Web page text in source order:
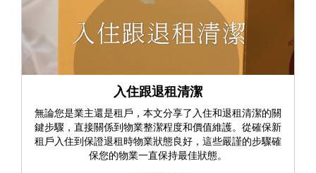
入住跟退租清潔
無論您是業主還是租戶，本文分享了入住和退租清潔的關
鍵步驟，直接關係到物業整潔程度和價值維護。從確保新
租戶入住到保證退租時物業狀態良好，這些嚴謹的步驟確
保您的物業一直保持最佳狀態。